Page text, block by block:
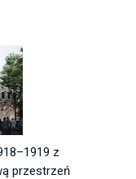
z
przestrzeń